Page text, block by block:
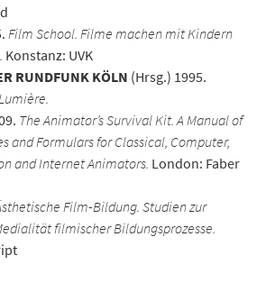
Film School. Filme machen mit Kindern
Konstanz: UVK
RUNDFUNK KÖLN (Hrsg.) 1995.
The Animator’s Survival Kit. A Manual of
and Formulars for Classical, Computer,
and Internet Animators. London: Faber
Film-Bildung. Studien zur
filmischer Bildungsprozesse.